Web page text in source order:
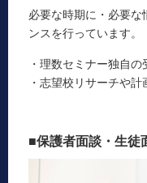
必要な時期に・必要
ンスを行っています。
・理数セミナー独自の
・志望校リサーチや
■保護者面談・生徒